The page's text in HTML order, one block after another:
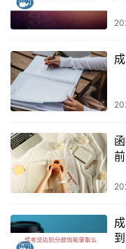
除了成人高考和专升本
服务。例如，广东省
日至8日举行，考生们
结语：
信息和报名时间，以及
要报考的考生有所帮助